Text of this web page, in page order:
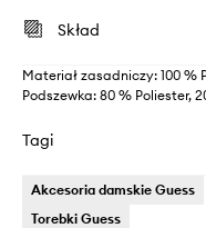
Skład
Materiał zasadniczy: 100 %
Podszewka: 80 % Poliester,
Tagi
Akcesoria damskie Guess
Torebki Guess